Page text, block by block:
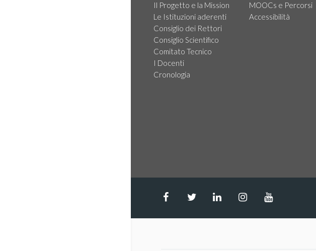
Il Progetto e la Mission
Le Istituzioni aderenti
Consiglio dei Rettori
Consiglio Scientifico
Comitato Tecnico
I Docenti
Cronologia
MOOCs e Percorsi
Accessibilità